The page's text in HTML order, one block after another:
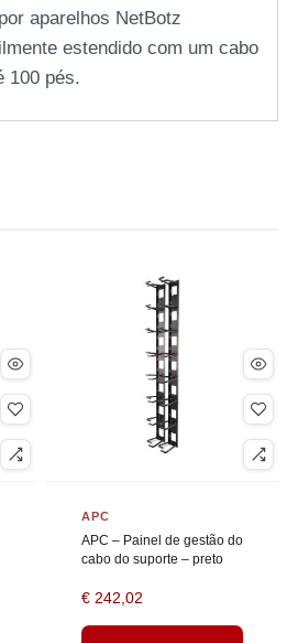
aparelhos NetBotz
estendido com um cabo
100 pés.
APC
APC – Painel de gestão do
cabo do suporte – preto
€ 242,02